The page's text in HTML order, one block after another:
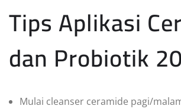
Tips Aplikasi
dan Probiotik
Mulai cleanser ceramide pagi/